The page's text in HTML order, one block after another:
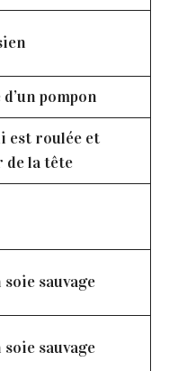
pompon
est roulée et
de la tête
sauvage
sauvage